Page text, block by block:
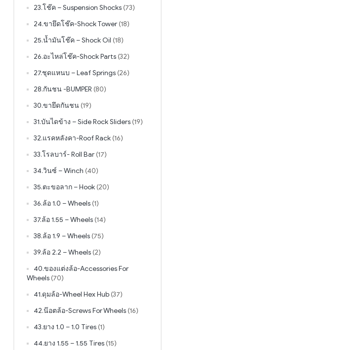
23.โช๊ค – Suspension Shocks (73)
24.ขายึดโช๊ค-Shock Tower (18)
25.น้ำมันโช๊ค – Shock Oil (18)
26.อะไหล่โช๊ค-Shock Parts (32)
27.ชุดแหนบ – Leaf Springs (26)
28.กันชน -BUMPER (80)
30.ขายึดกันชน (19)
31.บันไดข้าง – Side Rock Sliders (19)
32.แรคหลังคา-Roof Rack (16)
33.โรลบาร์- Roll Bar (17)
34.วินซ์ – Winch (40)
35.ตะขอลาก – Hook (20)
36.ล้อ 1.0 – Wheels (1)
37.ล้อ 1.55 – Wheels (14)
38.ล้อ 1.9 – Wheels (75)
39.ล้อ 2.2 – Wheels (2)
40.ของแต่งล้อ-Accessories For
Wheels (70)
41.ดุมล้อ-Wheel Hex Hub (37)
42.น๊อตล้อ-Screws For Wheels (16)
43.ยาง 1.0 – 1.0 Tires (1)
44.ยาง 1.55 – 1.55 Tires (15)